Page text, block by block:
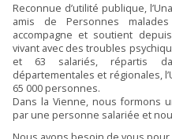
Reconnue d’utilité publique,
amis de Personnes
accompagne et soutient
vivant avec des troubles
et 63 salariés, répartis
départementales et régionales,
65 000 personnes.
Dans la Vienne, nous formons
par une personne salariée et